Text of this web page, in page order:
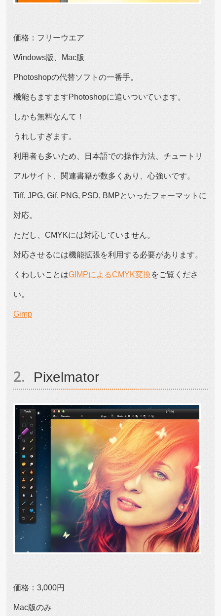
価格：フリーウエア
Windows版、Mac版
Photoshopの代替ソフトの一番手。
機能もますますPhotoshopに追いついています。
しかも無料なんて！
うれしすぎます。
利用者も多いため、日本語での操作方法、チュートリ
アルサイト、関連書籍が数多くあり、心強いです。
Tiff, JPG, Gif, PNG, PSD, BMPといったフォーマットに
対応。
ただし、CMYKには対応していません。
対応させるには機能拡張を利用する必要があります。
くわしいことはGIMPによるCMYK変換をご覧くださ
い。
Gimp
Pixelmator
価格：3,000円
Mac版のみ